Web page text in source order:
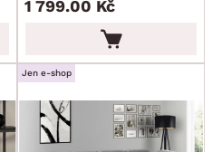
min. max. cm
1 799.00 Kč
Jen e-shop